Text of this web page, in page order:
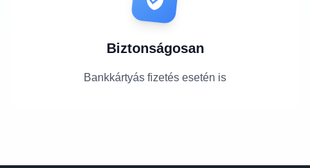
Biztonságosan
Bankkártyás fizetés esetén is